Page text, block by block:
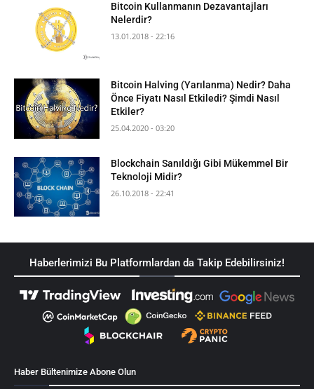
Bitcoin Kullanmanın Dezavantajları
Nelerdir?
13.01.2018 - 22:16
Bitcoin Halving (Yarılanma) Nedir? Daha
Önce Fiyatı Nasıl Etkiledi? Şimdi Nasıl
Etkiler?
25.04.2020 - 03:20
Blockchain Sanıldığı Gibi Mükemmel Bir
Teknoloji Midir?
26.10.2018 - 22:41
Haberlerimizi Bu Platformlardan da Takip Edebilirsiniz!
Haber Bültenimize Abone Olun